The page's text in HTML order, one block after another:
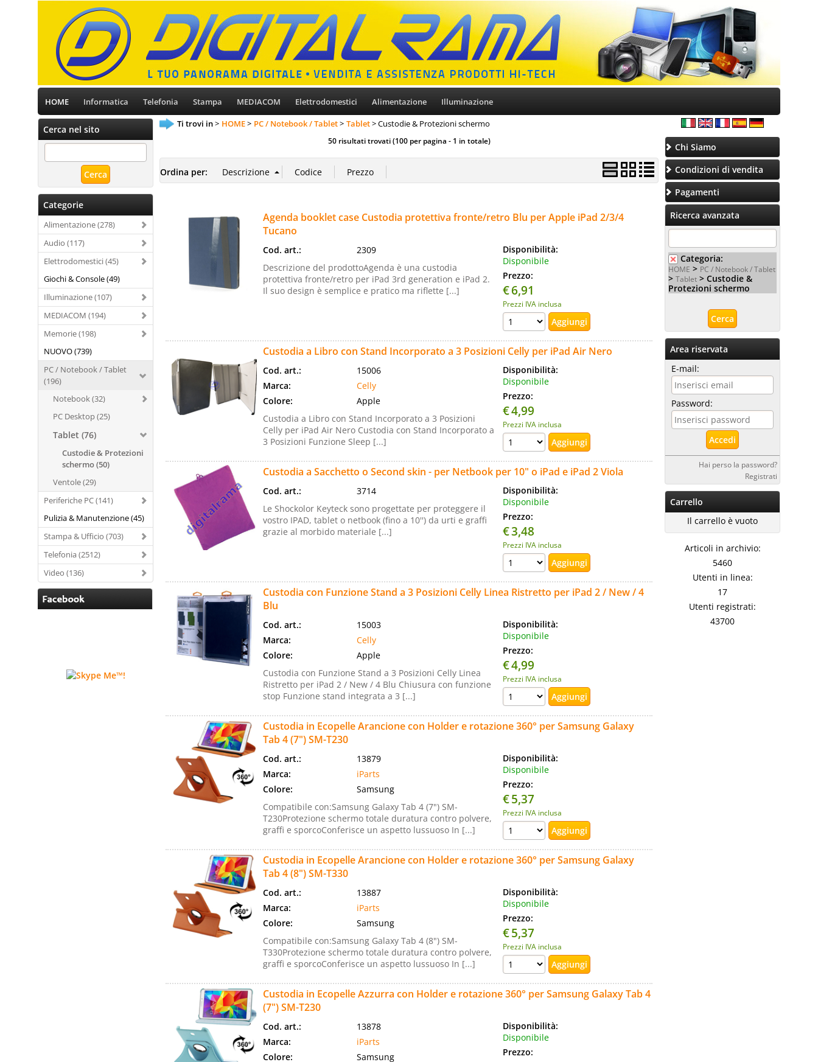
HOME Informatica Telefonia Stampa MEDIACOM Elettrodomestici Alimentazione Illuminazione
Cerca nel sito
Categorie
Alimentazione (278)
Audio (117)
Elettrodomestici (45)
Giochi & Console (49)
Illuminazione (107)
MEDIACOM (194)
Memorie (198)
NUOVO (739)
PC / Notebook / Tablet
(196)
Notebook (32)
PC Desktop (25)
Tablet (76)
Custodie & Protezioni
schermo (50)
Ventole (29)
Periferiche PC (141)
Pulizia & Manutenzione (45)
Stampa & Ufficio (703)
Telefonia (2512)
Video (136)
Ti trovi in HOME PC / Notebook / Tablet Tablet Custodie & Protezioni schermo
50 risultati trovati (100 per pagina - 1 in totale)
Ordina per:
Agenda booklet case Custodia protettiva fronte/retro Blu per Apple iPad 2/3/4
Tucano
Cod. art.:
2309
Descrizione del prodottoAgenda è una custodia
protettiva fronte/retro per iPad 3rd generation e iPad 2.
Il suo design è semplice e pratico ma riflette [...]
Disponibilità:
Disponibile
Prezzo:
€6,91
Prezzi IVA inclusa
Custodia a Libro con Stand Incorporato a 3 Posizioni Celly per iPad Air Nero
Cod. art.:
15006
Marca:
Celly
Colore:
Apple
Custodia a Libro con Stand Incorporato a 3 Posizioni
Celly per iPad Air Nero Custodia con Stand Incorporato a
3 Posizioni Funzione Sleep [...]
Disponibilità:
Disponibile
Prezzo:
€4,99
Prezzi IVA inclusa
Custodia a Sacchetto o Second skin - per Netbook per 10" o iPad e iPad 2 Viola
Cod. art.:
3714
Le Shockolor Keyteck sono progettate per proteggere il
vostro IPAD, tablet o netbook (fino a 10'') da urti e graffi
grazie al morbido materiale [...]
Disponibilità:
Disponibile
Prezzo:
€3,48
Prezzi IVA inclusa
Custodia con Funzione Stand a 3 Posizioni Celly Linea Ristretto per iPad 2 / New / 4
Blu
Cod. art.:
15003
Marca:
Celly
Colore:
Apple
Custodia con Funzione Stand a 3 Posizioni Celly Linea
Ristretto per iPad 2 / New / 4 Blu Chiusura con funzione
stop Funzione stand integrata a 3 [...]
Disponibilità:
Disponibile
Prezzo:
€4,99
Prezzi IVA inclusa
Custodia in Ecopelle Arancione con Holder e rotazione 360° per Samsung Galaxy
Tab 4 (7") SM-T230
Cod. art.:
13879
Marca:
iParts
Colore:
Samsung
Compatibile con:Samsung Galaxy Tab 4 (7") SM-
T230Protezione schermo totale duratura contro polvere,
graffi e sporcoConferisce un aspetto lussuoso In [...]
Disponibilità:
Disponibile
Prezzo:
€5,37
Prezzi IVA inclusa
Custodia in Ecopelle Arancione con Holder e rotazione 360° per Samsung Galaxy
Tab 4 (8") SM-T330
Cod. art.:
13887
Marca:
iParts
Colore:
Samsung
Compatibile con:Samsung Galaxy Tab 4 (8") SM-
T330Protezione schermo totale duratura contro polvere,
graffi e sporcoConferisce un aspetto lussuoso In [...]
Disponibilità:
Disponibile
Prezzo:
€5,37
Prezzi IVA inclusa
Custodia in Ecopelle Azzurra con Holder e rotazione 360° per Samsung Galaxy Tab 4
(7") SM-T230
Cod. art.:
13878
Marca:
iParts
Colore:
Samsung
Disponibilità:
Disponibile
Prezzo:
Chi Siamo
Condizioni di vendita
Pagamenti
Ricerca avanzata
Categoria:
HOME > PC / Notebook / Tablet
> Tablet > Custodie &
Protezioni schermo
Area riservata
E-mail:
Password:
Hai perso la password?
Registrati
Carrello
Il carrello è vuoto
Articoli in archivio:
5460
Utenti in linea:
17
Utenti registrati:
43700